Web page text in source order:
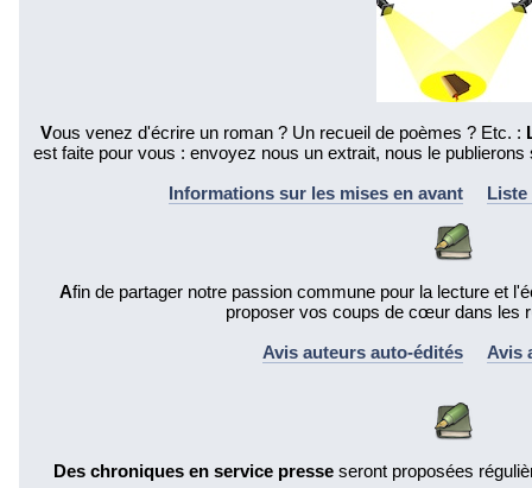
Vous venez d'écrire un roman ? Un recueil de poèmes ? Etc. :
est faite pour vous : envoyez nous un extrait, nous le
Informations sur les mises en avant
Liste
Afin de partager notre passion commune pour la lecture et
proposer vos coups de cœur dans les
Avis auteurs auto-édités
Avis
Des chroniques en service presse seront proposées